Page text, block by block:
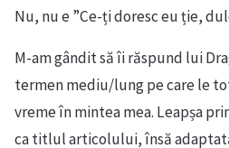
Nu, nu e ”Ce-ți doresc eu ție,
M-am gândit să îi răspund lui
termen mediu/lung pe care le
vreme în mintea mea. Leapșa
ca titlul articolului, însă